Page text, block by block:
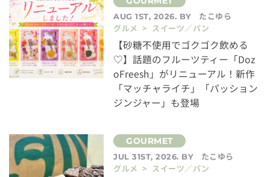
AUG 1ST, 2026. BY
たこゆら
グルメ > スイーツ／パン
【砂糖不使用でゴクゴク飲める
♡】話題のフルーツティー「Doz
oFreesh」がリニューアル！新作
「マッチャライチ」「パッション
ジンジャー」も登場
JUL 31ST, 2026. BY
たこゆら
グルメ > スイーツ／パン